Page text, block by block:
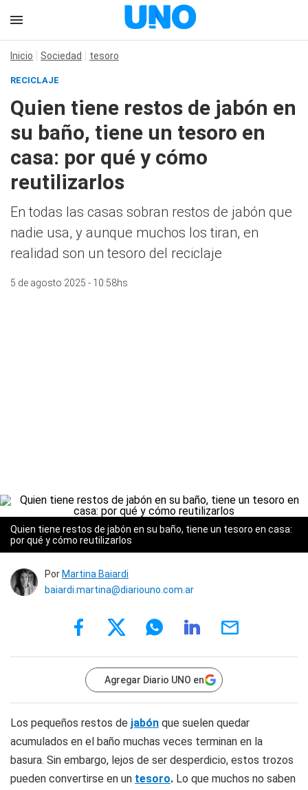
Inicio Sociedad tesoro
RECICLAJE
Quien tiene restos de jabón en
su baño, tiene un tesoro en
casa: por qué y cómo
reutilizarlos
En todas las casas sobran restos de jabón que
nadie usa, y aunque muchos los tiran, en
realidad son un tesoro del reciclaje
5 de agosto 2025 - 10:58hs
Quien tiene restos de jabón en su baño, tiene un tesoro en casa:
por qué y cómo reutilizarlos
Por Martina Baiardi
baiardi.martina@diariouno.com.ar
Agregar Diario UNO en
Los pequeños restos de jabón que suelen quedar
acumulados en el baño muchas veces terminan en la
basura. Sin embargo, lejos de ser desperdicio, estos trozos
pueden convertirse en un tesoro. Lo que muchos no saben